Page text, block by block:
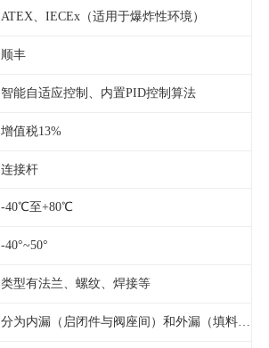
ATEX、IECEx（适用于爆炸性环境）
顺丰
智能自适应控制、内置PID控制算法
增值税13%
连接杆
-40℃至+80℃
-40°~50°
类型有法兰、螺纹、焊接等